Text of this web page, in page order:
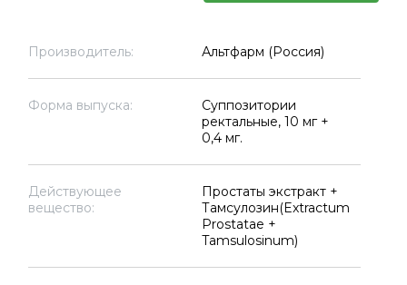
Производитель: Альтфарм (Россия)
Форма выпуска:
Суппозитории
ректальные, 10 мг +
0,4 мг.
Действующее
вещество:
Простаты экстракт +
Тамсулозин(Extractum
Prostatae +
Tamsulosinum)